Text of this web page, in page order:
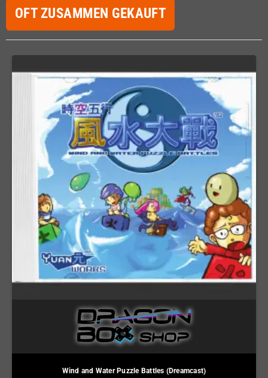
OFT ZUSAMMEN GEKAUFT
Wind and Water Puzzle Battles (Dreamcast)